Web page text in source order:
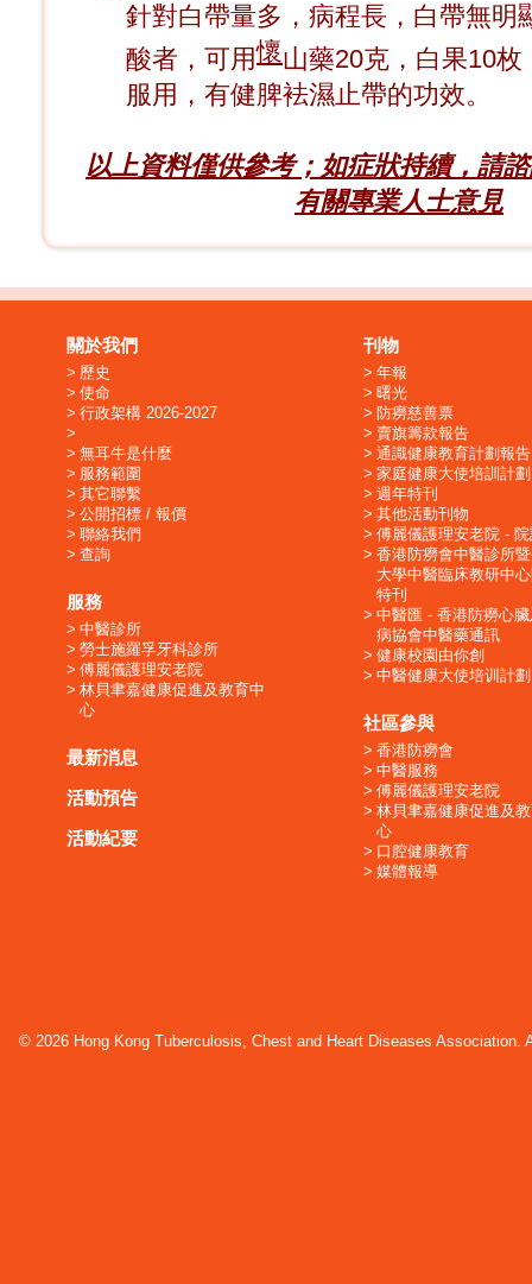
針對白帶量多，病程長，白帶無明
酸者，可用懷山藥20克，白果10枚
服用，有健脾袪濕止帶的功效。
以上資料僅供參考；如症狀持續，請
有關專業人士意見
關於我們
歷史
使命
行政架構 2026-2027
無耳牛是什麼
服務範圍
其它聯繫
公開招標 / 報價
聯絡我們
查詢
服務
中醫診所
勞士施羅孚牙科診所
傅麗儀護理安老院
林貝聿嘉健康促進及教育中
心
最新消息
活動預告
活動紀要
刊物
年報
曙光
防癆慈善票
賣旗籌款報告
通識健康教育計劃報告
家庭健康大使培訓計劃
週年特刊
其他活動刊物
傅麗儀護理安老院 -
香港防癆會中醫診所
大學中醫臨床教研中
特刊
中醫匯 - 香港防癆心
病協會中醫藥通訊
健康校園由你創
中醫健康大使培训計劃
社區參與
香港防癆會
中醫服務
傅麗儀護理安老院
林貝聿嘉健康促進及
心
口腔健康教育
媒體報導
© 2026 Hong Kong Tuberculosis, Chest and Heart Diseases Association.